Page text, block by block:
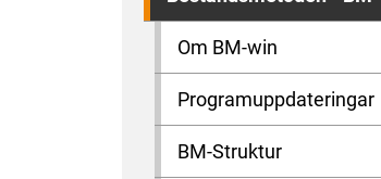
Om BM-win
Programuppdateringar
BM-Struktur